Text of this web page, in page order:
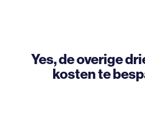
Yes, de overige
kosten te